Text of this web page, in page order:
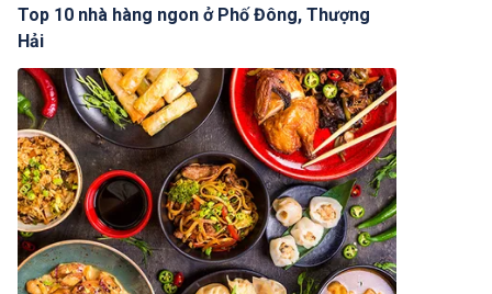
Top 10 nhà hàng ngon ở Phố Đông, Thượng
Hải